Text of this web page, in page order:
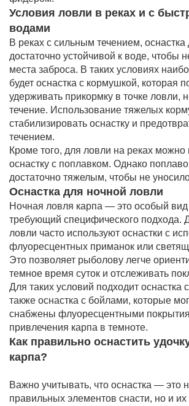
Условия ловли в реках и с
водами
В реках с сильным течением,
достаточно устойчивой к воде, чтобы
места заброса. В таких условиях
будет оснастка с кормушкой, которая
удерживать прикормку в точке ловли,
течение. Использование тяжелых
стабилизировать оснастку и
течением.
Кроме того, для ловли на реках можно
оснастку с поплавком. Однако
достаточно тяжелым, чтобы не
Оснастка для ночной ловли
Ночная ловля карпа — это особый
требующий специфического подхода.
ловли часто используют оснастки с
флуоресцентных приманок или
Это позволяет рыболову легче
темное время суток и отслеживать
Для таких условий подходит оснастка
также оснастка с бойлами, которые
снабжены флуоресцентными
привлечения карпа в темноте.
Как правильно оснастить
карпа?
Важно учитывать, что оснастка — это
правильных элементов снасти, но и